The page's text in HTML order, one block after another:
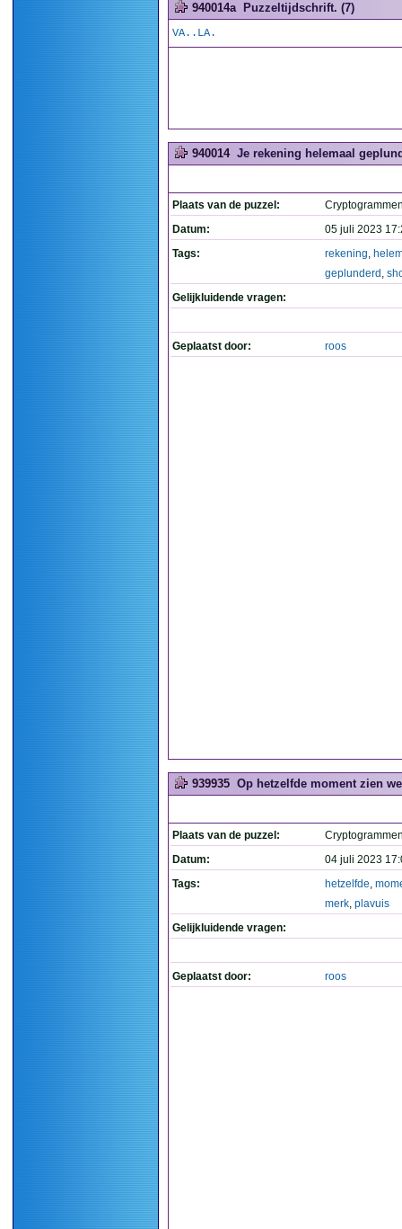
940014a Puzzeltijdschrift. (7)
VA..LA.
940014 Je rekening helemaal
Plaats van de puzzel:
Datum:
05 juli 2023
Tags:
rekening,
geplunderd ,
Gelijkluidende vragen:
Geplaatst door: roos
939935 Op hetzelfde moment zien
Plaats van de puzzel:
Datum:
04 juli 2023
Tags:
hetzelfde,
merk, plavuis
Gelijkluidende vragen:
Geplaatst door: roos